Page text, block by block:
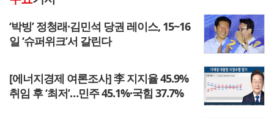
‘박빙’ 정청래·김민석 당권 레이스, 15~16
일 ‘슈퍼위크’서 갈린다
[에너지경제 여론조사] 李 지지율 45.9%
취임 후 ‘최저’…민주 45.1%·국힘 37.7%